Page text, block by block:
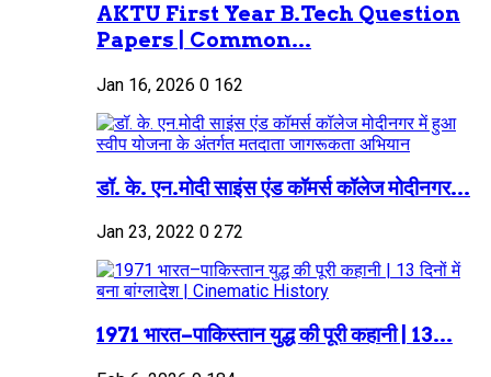
AKTU First Year B.Tech Question
Papers | Common...
Jan 16, 2026 0 162
डॉ. के. एन.मोदी साइंस एंड कॉमर्स कॉलेज मोदीनगर...
Jan 23, 2022 0 272
1971 भारत–पाकिस्तान युद्ध की पूरी कहानी | 13...